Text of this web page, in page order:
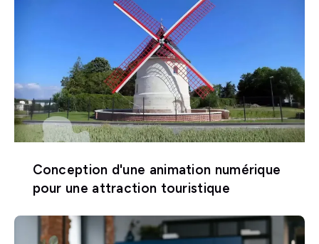
Conception d'une animation numérique
pour une attraction touristique